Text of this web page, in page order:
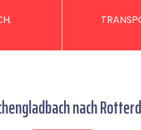
nach